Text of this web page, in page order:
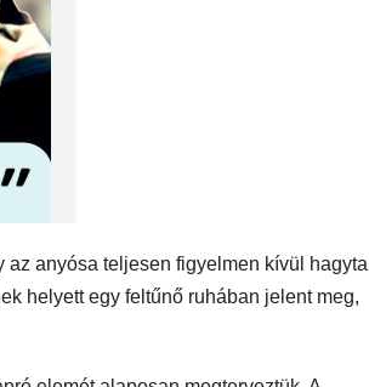
anyósa teljesen figyelmen kívül hagyta
helyett egy feltűnő ruhában jelent meg,